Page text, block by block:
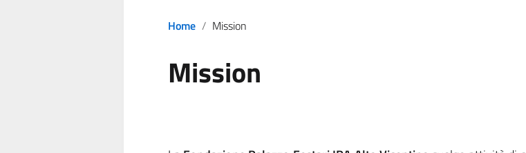
Home Mission
Mission